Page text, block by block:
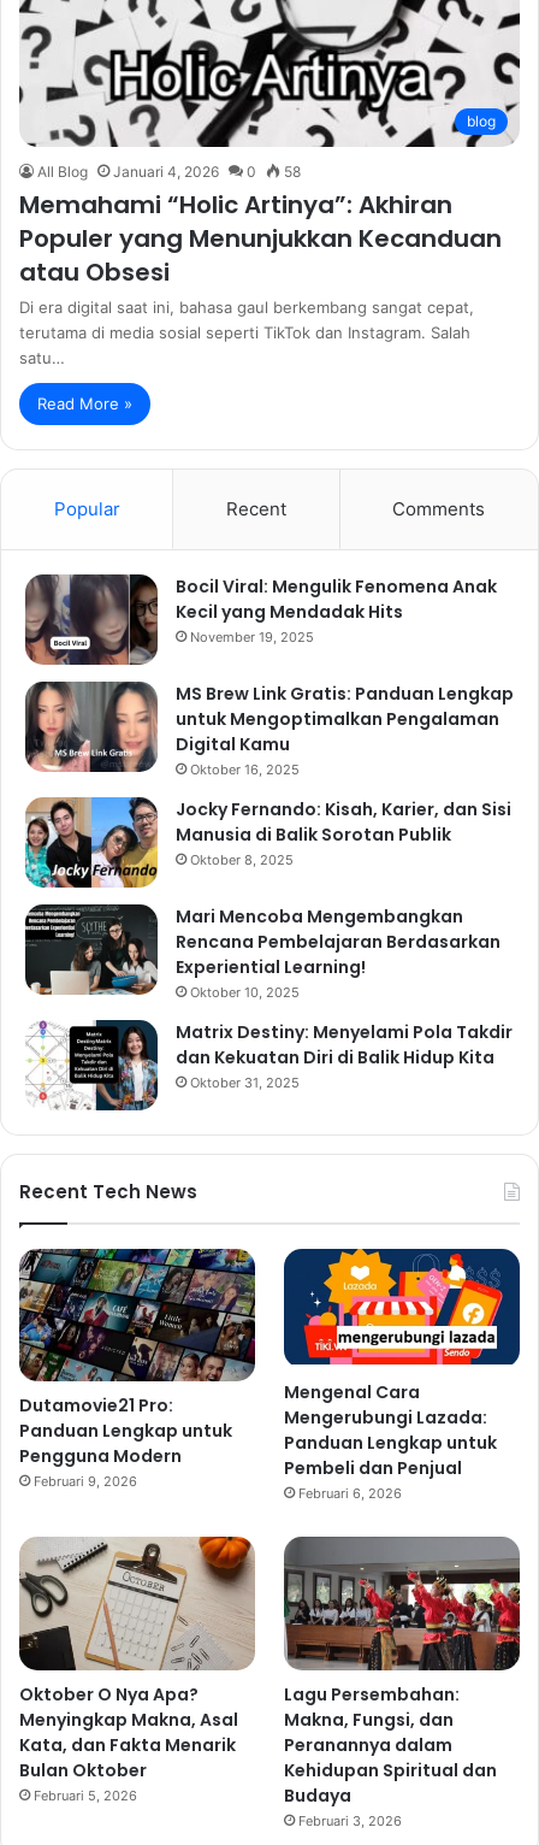
blog
All Blog Januari 4, 2026 0 58
Memahami “Holic Artinya”: Akhiran
Populer yang Menunjukkan Kecanduan
atau Obsesi
Di era digital saat ini, bahasa gaul berkembang sangat cepat,
terutama di media sosial seperti TikTok dan Instagram. Salah
satu…
Read More »
Popular Recent Comments
Bocil Viral: Mengulik Fenomena Anak
Kecil yang Mendadak Hits
November 19, 2025
MS Brew Link Gratis: Panduan Lengkap
untuk Mengoptimalkan Pengalaman
Digital Kamu
Oktober 16, 2025
Jocky Fernando: Kisah, Karier, dan Sisi
Manusia di Balik Sorotan Publik
Oktober 8, 2025
Mari Mencoba Mengembangkan
Rencana Pembelajaran Berdasarkan
Experiential Learning!
Oktober 10, 2025
Matrix Destiny: Menyelami Pola Takdir
dan Kekuatan Diri di Balik Hidup Kita
Oktober 31, 2025
Recent Tech News
Dutamovie21 Pro:
Panduan Lengkap untuk
Pengguna Modern
Februari 9, 2026
Mengenal Cara
Mengerubungi Lazada:
Panduan Lengkap untuk
Pembeli dan Penjual
Februari 6, 2026
Oktober O Nya Apa?
Menyingkap Makna, Asal
Kata, dan Fakta Menarik
Bulan Oktober
Februari 5, 2026
Lagu Persembahan:
Makna, Fungsi, dan
Peranannya dalam
Kehidupan Spiritual dan
Budaya
Februari 3, 2026